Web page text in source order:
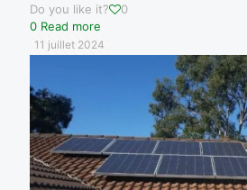
Do you like it?
0
0 Read more
11 juillet 2024